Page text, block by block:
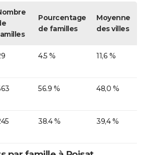
Pourcentage
de familles
Moyenne
des villes
4.5 % 11,6 %
56.9 % 48,0 %
38.4 % 39,4 %